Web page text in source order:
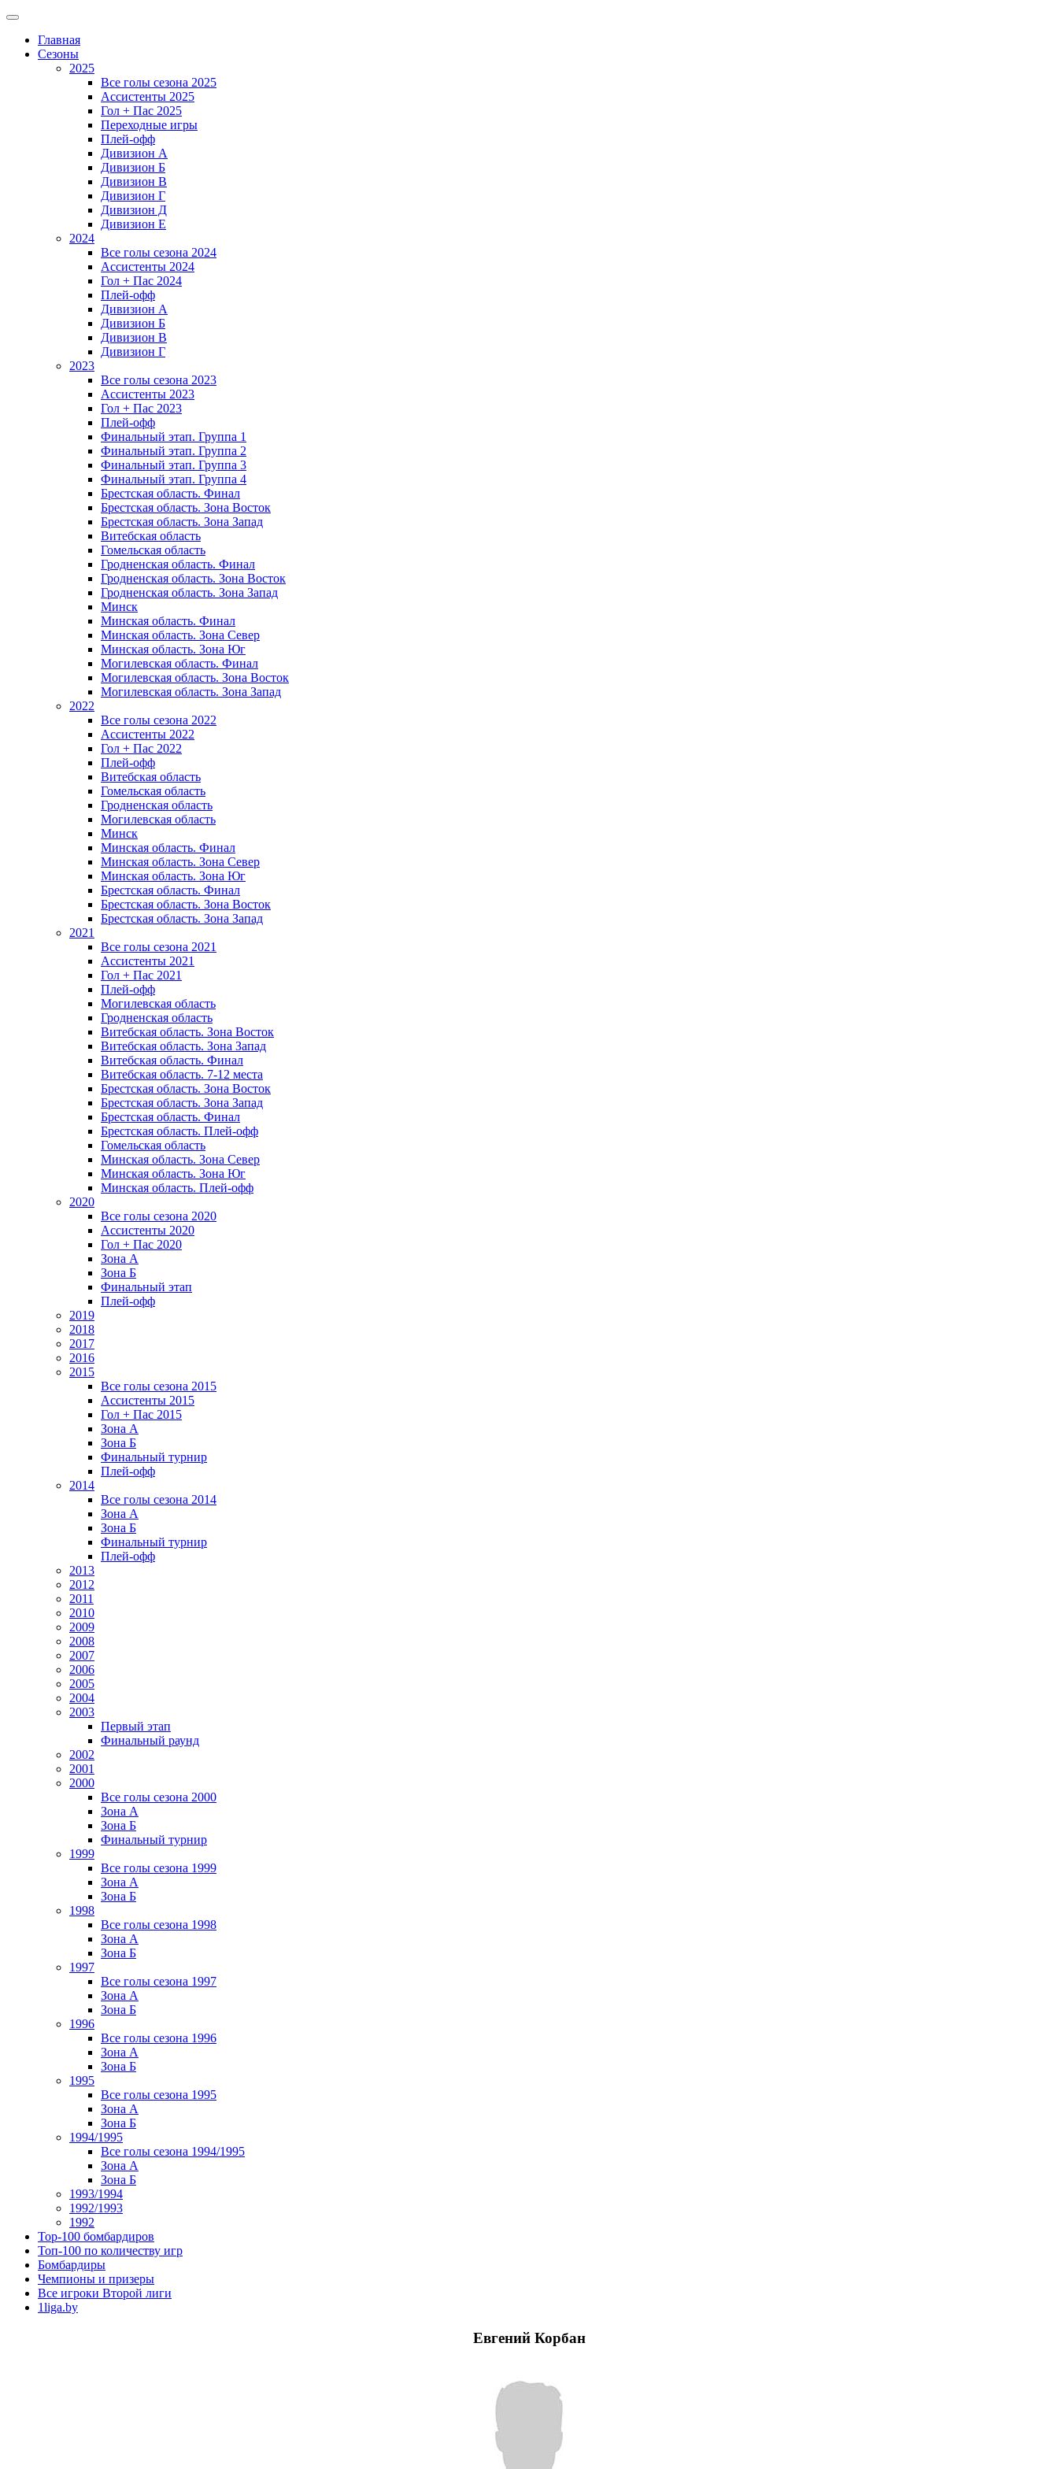
Главная
Сезоны
2025
Все голы сезона 2025
Ассистенты 2025
Гол + Пас 2025
Переходные игры
Плей-офф
Дивизион A
Дивизион Б
Дивизион В
Дивизион Г
Дивизион Д
Дивизион Е
2024
Все голы сезона 2024
Ассистенты 2024
Гол + Пас 2024
Плей-офф
Дивизион A
Дивизион Б
Дивизион В
Дивизион Г
2023
Все голы сезона 2023
Ассистенты 2023
Гол + Пас 2023
Плей-офф
Финальный этап. Группа 1
Финальный этап. Группа 2
Финальный этап. Группа 3
Финальный этап. Группа 4
Брестская область. Финал
Брестская область. Зона Восток
Брестская область. Зона Запад
Витебская область
Гомельская область
Гродненская область. Финал
Гродненская область. Зона Восток
Гродненская область. Зона Запад
Минск
Минская область. Финал
Минская область. Зона Север
Минская область. Зона Юг
Могилевская область. Финал
Могилевская область. Зона Восток
Могилевская область. Зона Запад
2022
Все голы сезона 2022
Ассистенты 2022
Гол + Пас 2022
Плей-офф
Витебская область
Гомельская область
Гродненская область
Могилевская область
Минск
Mинская область. Финал
Минская область. Зона Север
Минская область. Зона Юг
Брестская область. Финал
Брестская область. Зона Восток
Брестская область. Зона Запад
2021
Все голы сезона 2021
Ассистенты 2021
Гол + Пас 2021
Плей-офф
Могилевская область
Гродненская область
Витебская область. Зона Восток
Витебская область. Зона Запад
Витебская область. Финал
Витебская область. 7-12 места
Брестская область. Зона Восток
Брестская область. Зона Запад
Брестская область. Финал
Брестская область. Плей-офф
Гомельская область
Минская область. Зона Север
Минская область. Зона Юг
Минская область. Плей-офф
2020
Все голы сезона 2020
Ассистенты 2020
Гол + Пас 2020
Зона А
Зона Б
Финальный этап
Плей-офф
2019
2018
2017
2016
2015
Все голы сезона 2015
Ассистенты 2015
Гол + Пас 2015
Зона А
Зона Б
Финальный турнир
Плей-офф
2014
Все голы сезона 2014
Зона А
Зона Б
Финальный турнир
Плей-офф
2013
2012
2011
2010
2009
2008
2007
2006
2005
2004
2003
Первый этап
Финальный раунд
2002
2001
2000
Все голы сезона 2000
Зона А
Зона Б
Финальный турнир
1999
Все голы сезона 1999
Зона А
Зона Б
1998
Все голы сезона 1998
Зона А
Зона Б
1997
Все голы сезона 1997
Зона А
Зона Б
1996
Все голы сезона 1996
Зона А
Зона Б
1995
Все голы сезона 1995
Зона А
Зона Б
1994/1995
Все голы сезона 1994/1995
Зона А
Зона Б
1993/1994
1992/1993
1992
Top-100 бомбардиров
Топ-100 по количеству игр
Бомбардиры
Чемпионы и призеры
Все игроки Второй лиги
1liga.by
Евгений Корбан